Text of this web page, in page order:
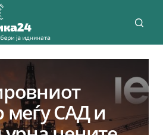
меѓу САД и